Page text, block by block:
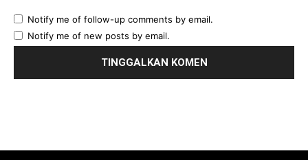
Notify me of follow-up comments by email.
Notify me of new posts by email.